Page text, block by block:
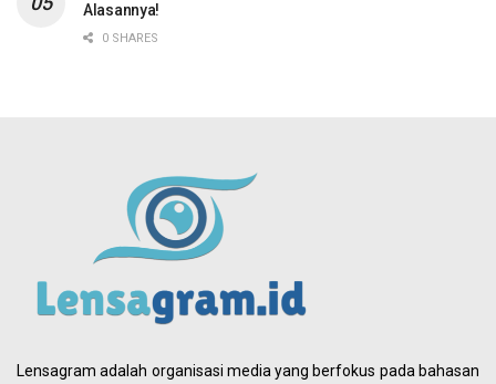
Alasannya!
0 SHARES
Lensagram adalah organisasi media yang berfokus pada bahasan